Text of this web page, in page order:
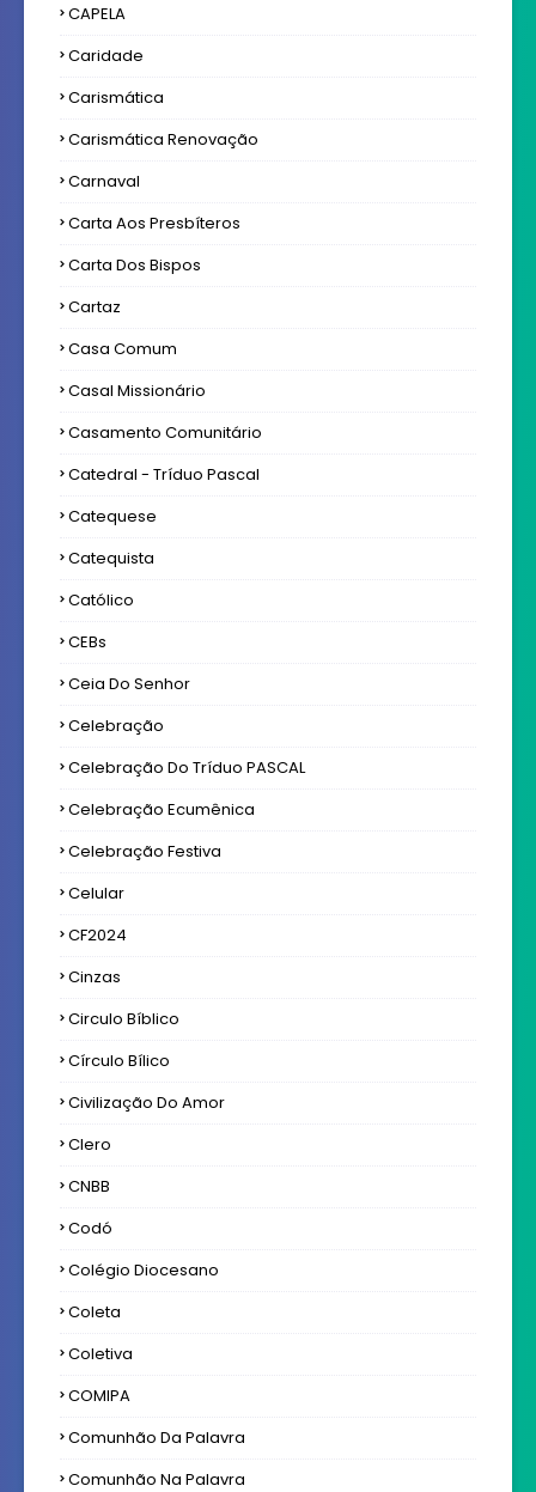
CAPELA
Caridade
Carismática
Carismática Renovação
Carnaval
Carta Aos Presbíteros
Carta Dos Bispos
Cartaz
Casa Comum
Casal Missionário
Casamento Comunitário
Catedral - Tríduo Pascal
Catequese
Catequista
Católico
CEBs
Ceia Do Senhor
Celebração
Celebração Do Tríduo PASCAL
Celebração Ecumênica
Celebração Festiva
Celular
CF2024
Cinzas
Circulo Bíblico
Círculo Bílico
Civilização Do Amor
Clero
CNBB
Codó
Colégio Diocesano
Coleta
Coletiva
COMIPA
Comunhão Da Palavra
Comunhão Na Palavra